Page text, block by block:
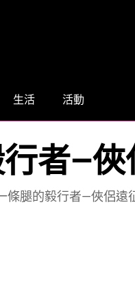
生活 活動
者—
條腿的毅行者—俠侶遠